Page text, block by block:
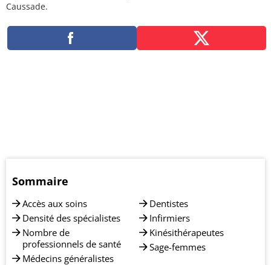
Caussade.
Sommaire
Accès aux soins
Densité des spécialistes
Nombre de
professionnels de santé
Médecins généralistes
Dentistes
Infirmiers
Kinésithérapeutes
Sage-femmes